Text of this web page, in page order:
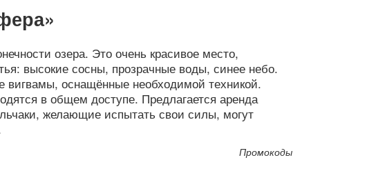
озера. Это очень красивое место,
высокие сосны, прозрачные воды, синее небо.
вигвамы, оснащённые необходимой техникой.
в общем доступе. Предлагается аренда
желающие испытать свои силы, могут
Промокоды